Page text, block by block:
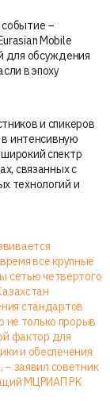
–
Mobile
для обсуждения
в эпоху
и спикеров
в интенсивную
спектр
связанных с
технологий и
все крупные
сетью четвертого
стандартов
не только прорыв
фактор для
и обеспечения
– заявил советник
МЦРИАП РК